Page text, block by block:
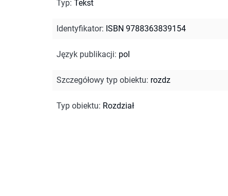
Typ: Tekst
Identyfikator: ISBN 9788363839154
Język publikacji: pol
Szczegółowy typ obiektu: rozdz
Typ obiektu: Rozdział